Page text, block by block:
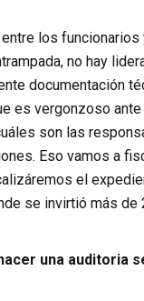
los funcionarios
no hay
documentación
es vergonzoso ante
son las
Eso vamos a
el
se invirtió más
una auditoria